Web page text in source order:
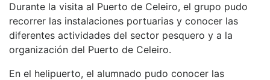
Durante la visita al Puerto de Celeiro, el grupo pudo
recorrer las instalaciones portuarias y conocer las
diferentes actividades del sector pesquero y a la
organización del Puerto de Celeiro.
En el helipuerto, el alumnado pudo conocer las